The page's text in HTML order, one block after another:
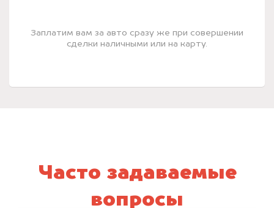
Заплатим вам за авто сразу же при совершении
сделки наличными или на карту.
Часто задаваемые
вопросы